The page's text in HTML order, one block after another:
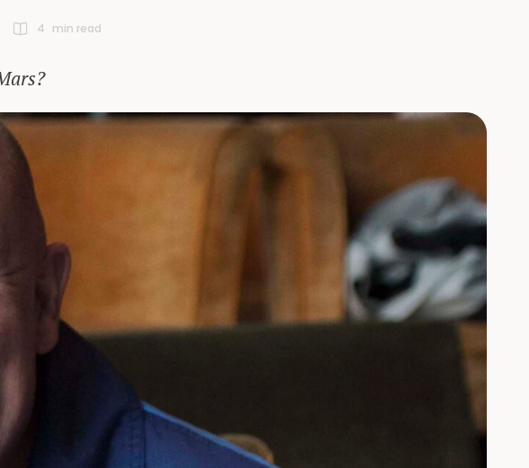
4 min read